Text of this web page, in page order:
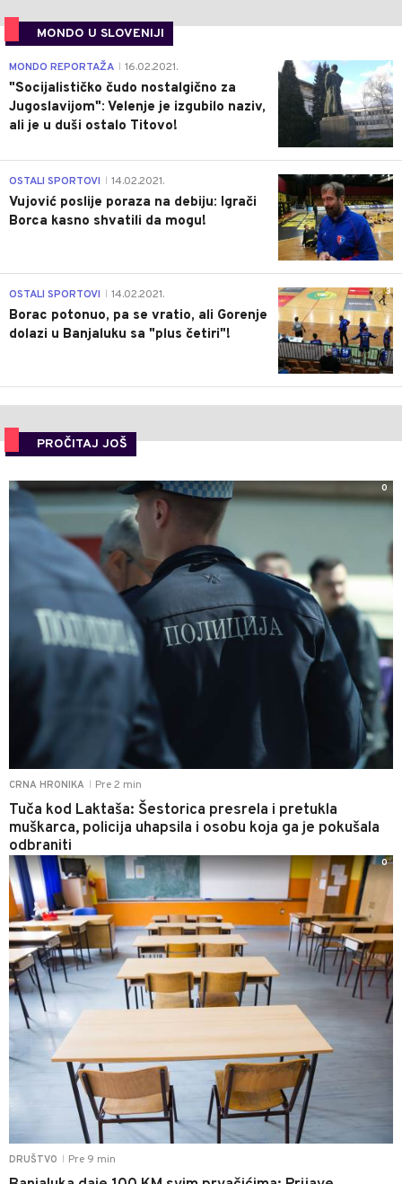
MONDO U SLOVENIJI
4
MONDO REPORTAŽA 16.02.2021.
"Socijalističko čudo nostalgično za
Jugoslavijom": Velenje je izgubilo naziv,
ali je u duši ostalo Titovo!
1
OSTALI SPORTOVI 14.02.2021.
Vujović poslije poraza na debiju: Igrači
Borca kasno shvatili da mogu!
3
OSTALI SPORTOVI 14.02.2021.
Borac potonuo, pa se vratio, ali Gorenje
dolazi u Banjaluku sa "plus četiri"!
PROČITAJ JOŠ
CRNA HRONIKA Pre 2 min
Tuča kod Laktaša: Šestorica presrela i pretukla
muškarca, policija uhapsila i osobu koja ga je pokušala
odbraniti
0
DRUŠTVO Pre 9 min
0